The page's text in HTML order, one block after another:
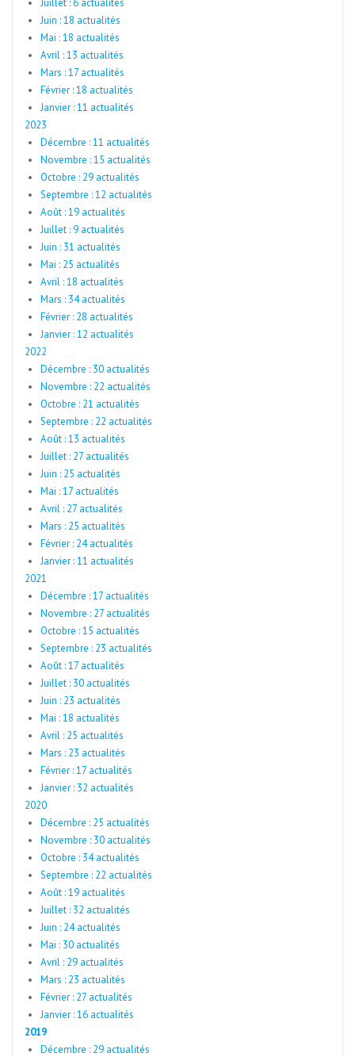
Juillet : 6 actualités
Juin : 18 actualités
Mai : 18 actualités
Avril : 13 actualités
Mars : 17 actualités
Février : 18 actualités
Janvier : 11 actualités
2023
Décembre : 11 actualités
Novembre : 15 actualités
Octobre : 29 actualités
Septembre : 12 actualités
Août : 19 actualités
Juillet : 9 actualités
Juin : 31 actualités
Mai : 25 actualités
Avril : 18 actualités
Mars : 34 actualités
Février : 28 actualités
Janvier : 12 actualités
2022
Décembre : 30 actualités
Novembre : 22 actualités
Octobre : 21 actualités
Septembre : 22 actualités
Août : 13 actualités
Juillet : 27 actualités
Juin : 25 actualités
Mai : 17 actualités
Avril : 27 actualités
Mars : 25 actualités
Février : 24 actualités
Janvier : 11 actualités
2021
Décembre : 17 actualités
Novembre : 27 actualités
Octobre : 15 actualités
Septembre : 23 actualités
Août : 17 actualités
Juillet : 30 actualités
Juin : 23 actualités
Mai : 18 actualités
Avril : 25 actualités
Mars : 23 actualités
Février : 17 actualités
Janvier : 32 actualités
2020
Décembre : 25 actualités
Novembre : 30 actualités
Octobre : 34 actualités
Septembre : 22 actualités
Août : 19 actualités
Juillet : 32 actualités
Juin : 24 actualités
Mai : 30 actualités
Avril : 29 actualités
Mars : 23 actualités
Février : 27 actualités
Janvier : 16 actualités
2019
Décembre : 29 actualités